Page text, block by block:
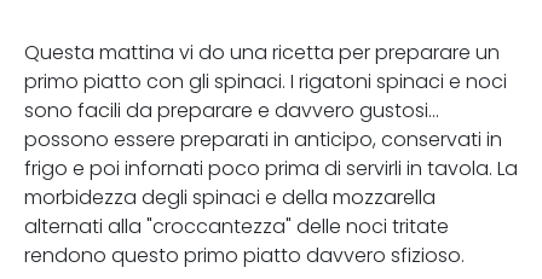
Questa mattina vi do una ricetta per preparare un
primo piatto con gli spinaci. I rigatoni spinaci e noci
sono facili da preparare e davvero gustosi...
possono essere preparati in anticipo, conservati in
frigo e poi infornati poco prima di servirli in tavola. La
morbidezza degli spinaci e della mozzarella
alternati alla "croccantezza" delle noci tritate
rendono questo primo piatto davvero sfizioso.